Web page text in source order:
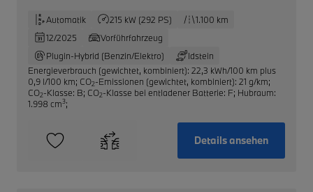
Automatik 215 kW (292 PS)
1.100 km
12/2025
Vorführfahrzeug
Plugin-Hybrid (Benzin/Elektro)
Idstein
Energieverbrauch (gewichtet, kombiniert): 22,3 kWh/100 km plus
0,9 l/100 km; CO2-Emissionen (gewichtet, kombiniert): 21 g/km;
CO2-Klasse: B; CO2-Klasse bei entladener Batterie: F; Hubraum:
1.998 cm3;
Details ansehen